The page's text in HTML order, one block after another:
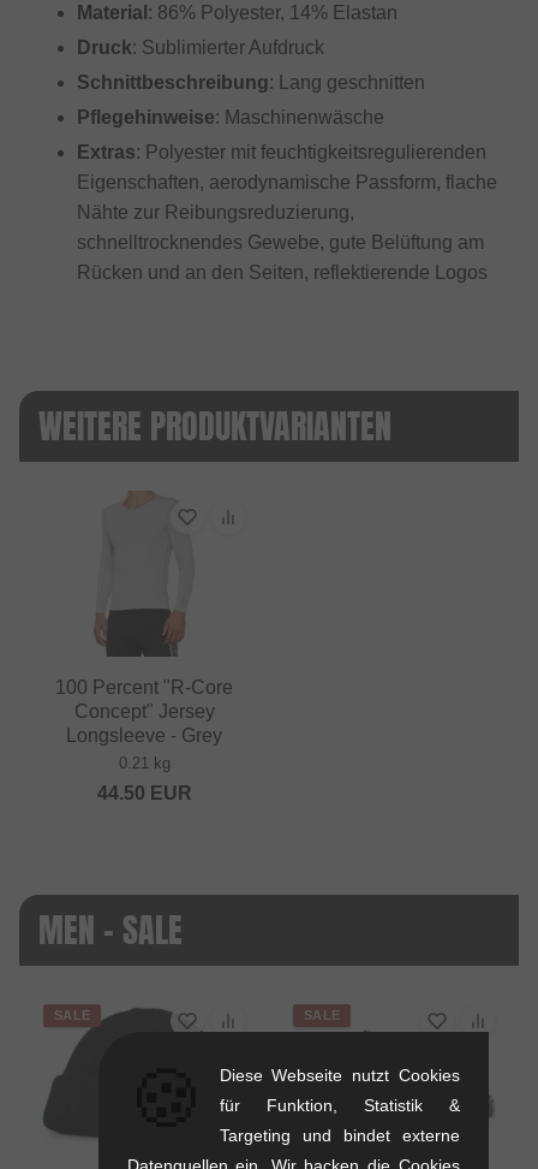
Material : 86% Polyester, 14% Elastan
Druck: Sublimierter Aufdruck
Schnittbeschreibung: Lang geschnitten
Pflegehinweise: Maschinenwäsche
Extras: Polyester mit feuchtigkeitsregulierenden
Eigenschaften, aerodynamische Passform, flache
Nähte zur Reibungsreduzierung,
schnelltrocknendes Gewebe, gute Belüftung am
Rücken und an den Seiten, reflektierende Logos
WEITERE PRODUKTVARIANTEN
100 Percent "R-Core
Concept" Jersey
Longsleeve - Grey
0.21 kg
44.50 EUR
MEN - SALE
SALE SALE
Diese Webseite nutzt Cookies
für Funktion, Statistik &
Targeting und bindet externe